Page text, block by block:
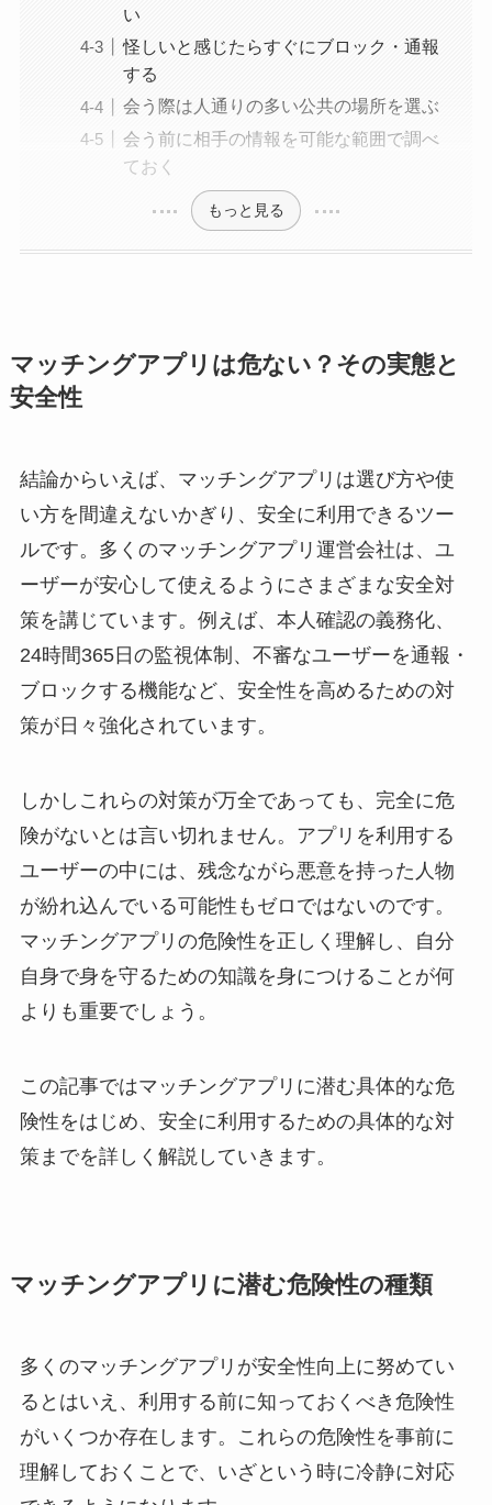
い
怪しいと感じたらすぐにブロック・通報
する
会う際は人通りの多い公共の場所を選ぶ
会う前に相手の情報を可能な範囲で調べ
ておく
もっと見る
マッチングアプリは危ない？その実態と
安全性
結論からいえば、マッチングアプリは選び方や使
い方を間違えないかぎり、安全に利用できるツー
ルです。多くのマッチングアプリ運営会社は、ユ
ーザーが安心して使えるようにさまざまな安全対
策を講じています。例えば、本人確認の義務化、
24時間365日の監視体制、不審なユーザーを通報・
ブロックする機能など、安全性を高めるための対
策が日々強化されています。
しかしこれらの対策が万全であっても、完全に危
険がないとは言い切れません。アプリを利用する
ユーザーの中には、残念ながら悪意を持った人物
が紛れ込んでいる可能性もゼロではないのです。
マッチングアプリの危険性を正しく理解し、自分
自身で身を守るための知識を身につけることが何
よりも重要でしょう。
この記事ではマッチングアプリに潜む具体的な危
険性をはじめ、安全に利用するための具体的な対
策までを詳しく解説していきます。
マッチングアプリに潜む危険性の種類
多くのマッチングアプリが安全性向上に努めてい
るとはいえ、利用する前に知っておくべき危険性
がいくつか存在します。これらの危険性を事前に
理解しておくことで、いざという時に冷静に対応